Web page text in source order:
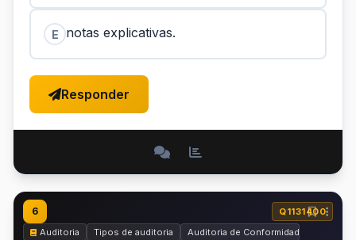
E notas explicativas.
Responder
6
Q1131400
Auditoria
Tipos de auditoria Auditoria de Conformidade